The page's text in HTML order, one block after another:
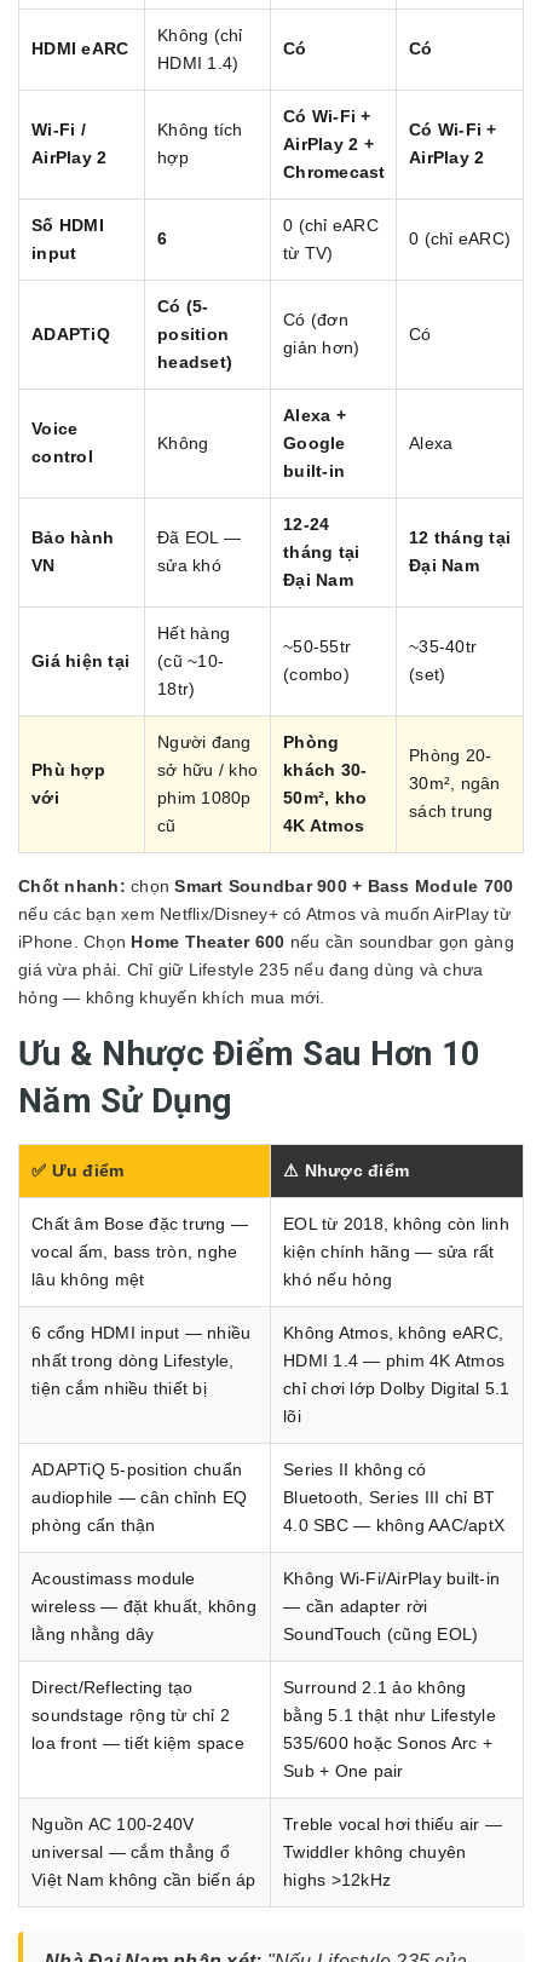
HDMI eARC
Không (chỉ
HDMI 1.4)
Có Có
Wi-Fi /
AirPlay 2
Không tích
hợp
Có Wi-Fi +
AirPlay 2 +
Chromecast
Có Wi-Fi +
AirPlay 2
Số HDMI
input
6
0 (chỉ eARC
từ TV)
0 (chỉ eARC)
ADAPTiQ
Có (5-
position
headset)
Có (đơn
giản hơn)
Có
Voice
control
Không
Alexa +
Google
built-in
Alexa
Bảo hành
VN
Đã EOL —
sửa khó
12-24
tháng tại
Đại Nam
12 tháng tại
Đại Nam
Giá hiện tại
Hết hàng
(cũ ~10-
18tr)
~50-55tr
(combo)
~35-40tr
(set)
Phù hợp
với
Người đang
sở hữu / kho
phim 1080p
cũ
Phòng
khách 30-
50m², kho
4K Atmos
Phòng 20-
30m², ngân
sách trung
Chốt nhanh: chọnSmart Soundbar 900 + Bass Module 700
nếu các bạn xem Netflix/Disney+ có Atmos và muốn AirPlay từ
iPhone. Chọn Home Theater 600 nếu cần soundbar gọn gàng
giá vừa phải. Chỉ giữ Lifestyle 235 nếu đang dùng và chưa
hỏng — không khuyến khích mua mới.
Ưu & Nhược Điểm Sau Hơn 10
Năm Sử Dụng
✅ Ưu điểm ⚠ Nhược điểm
Chất âm Bose đặc trưng —
vocal ấm, bass tròn, nghe
lâu không mệt
EOL từ 2018, không còn linh
kiện chính hãng — sửa rất
khó nếu hỏng
6 cổng HDMI input — nhiều
nhất trong dòng Lifestyle,
tiện cắm nhiều thiết bị
Không Atmos, không eARC,
HDMI 1.4 — phim 4K Atmos
chỉ chơi lớp Dolby Digital 5.1
lõi
ADAPTiQ 5-position chuẩn
audiophile — cân chỉnh EQ
phòng cẩn thận
Series II không có
Bluetooth, Series III chỉ BT
4.0 SBC — không AAC/aptX
Acoustimass module
wireless — đặt khuất, không
lằng nhằng dây
Không Wi-Fi/AirPlay built-in
— cần adapter rời
SoundTouch (cũng EOL)
Direct/Reflecting tạo
soundstage rộng từ chỉ 2
loa front — tiết kiệm space
Surround 2.1 ảo không
bằng 5.1 thật như Lifestyle
535/600 hoặc Sonos Arc +
Sub + One pair
Nguồn AC 100-240V
universal — cắm thẳng ổ
Việt Nam không cần biến áp
Treble vocal hơi thiếu air —
Twiddler không chuyên
highs >12kHz